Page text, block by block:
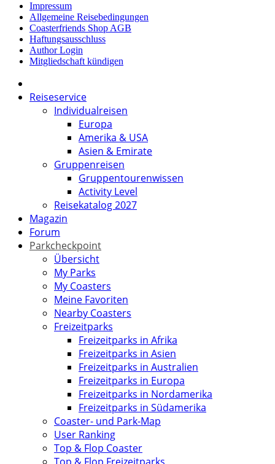
Impressum
Allgemeine Reisebedingungen
Coasterfriends Shop AGB
Haftungsausschluss
Author Login
Mitgliedschaft kündigen
Reiseservice
Individualreisen
Europa
Amerika & USA
Asien & Emirate
Gruppenreisen
Gruppentourenwissen
Activity Level
Reisekatalog 2027
Magazin
Forum
Parkcheckpoint
Übersicht
My Parks
My Coasters
Meine Favoriten
Nearby Coasters
Freizeitparks
Freizeitparks in Afrika
Freizeitparks in Asien
Freizeitparks in Australien
Freizeitparks in Europa
Freizeitparks in Nordamerika
Freizeitparks in Südamerika
Coaster- und Park-Map
User Ranking
Top & Flop Coaster